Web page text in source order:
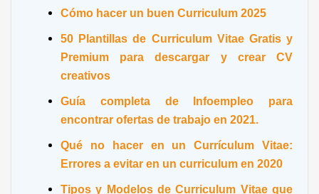
Cómo hacer un buen Curriculum 2025
50 Plantillas de Curriculum Vitae Gratis y
Premium para descargar y crear CV
creativos
Guía completa de Infoempleo para
encontrar ofertas de trabajo en 2021.
Qué no hacer en un Currículum Vitae:
Errores a evitar en un curriculum en 2020
Tipos y Modelos de Curriculum Vitae que